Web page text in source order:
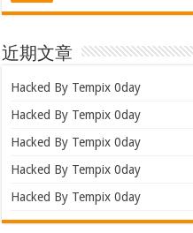
近期文章
Hacked By Tempix 0day
Hacked By Tempix 0day
Hacked By Tempix 0day
Hacked By Tempix 0day
Hacked By Tempix 0day